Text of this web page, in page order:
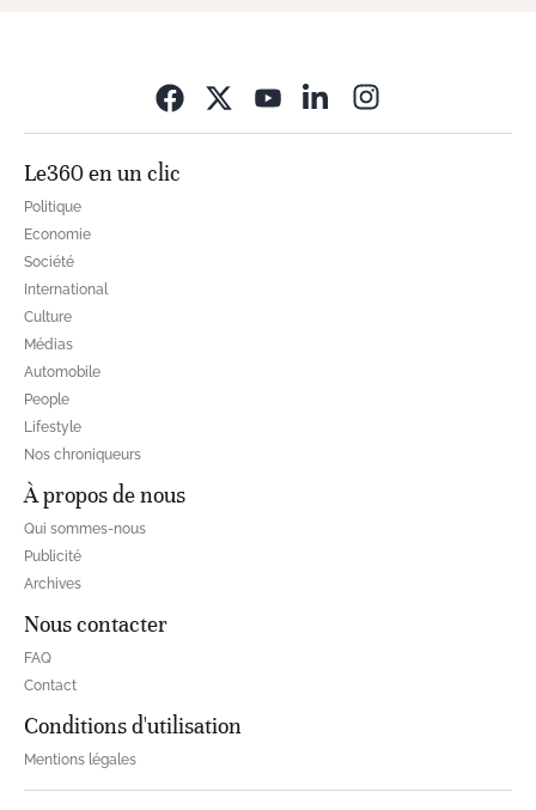
Le360 en un clic
Politique
Economie
Société
International
Culture
Médias
Automobile
People
Lifestyle
Nos chroniqueurs
À propos de nous
Qui sommes-nous
Publicité
Archives
Nous contacter
FAQ
Contact
Conditions d'utilisation
Mentions légales